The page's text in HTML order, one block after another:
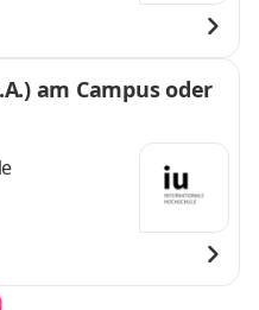
am Campus oder